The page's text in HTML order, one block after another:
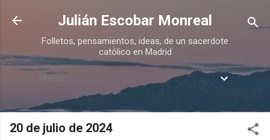
Ir al contenido principal
Julián Escobar Monreal
Folletos, pensamientos, ideas, de un sacerdote
católico en Madrid
Menú
20 de julio de 2024